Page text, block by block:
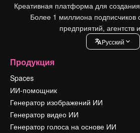
Креативная платформа для
Более 1 миллиона подписчиков
предприятий, агентств
Pусский
Продукция
Spaces
ИИ-помощник
Генератор изображений ИИ
Генератор видео ИИ
Генератор голоса на основе ИИ